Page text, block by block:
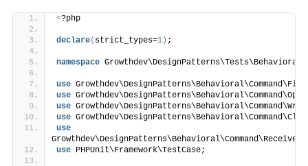
<?php
declare( strict_types=1) ;
namespace
use
use
use
use
use
use PHPUnit\Framework\TestCase;